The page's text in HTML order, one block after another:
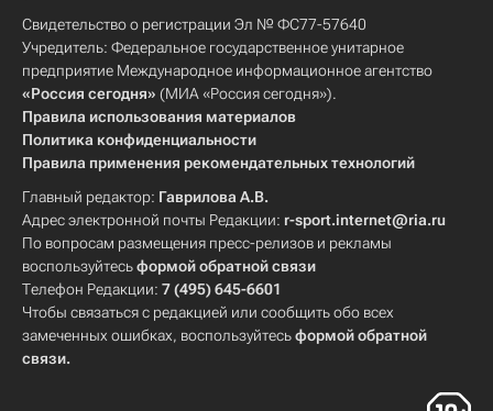
Свидетельство о регистрации Эл № ФС77-57640
Учредитель: Федеральное государственное унитарное
предприятие Международное информационное агентство
«Россия сегодня» (МИА «Россия сегодня»).
Правила использования материалов
Политика конфиденциальности
Правила применения рекомендательных технологий
Главный редактор: Гаврилова А.В.
Адрес электронной почты Редакции: r-sport.internet@ria.ru
По вопросам размещения пресс-релизов и рекламы
воспользуйтесьформой обратной связи
Телефон Редакции: 7 (495) 645-6601
Чтобы связаться с редакцией или сообщить обо всех
замеченных ошибках, воспользуйтесьформой обратной
связи.